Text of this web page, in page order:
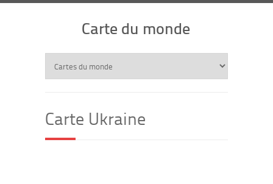
Carte du monde
Carte Ukraine